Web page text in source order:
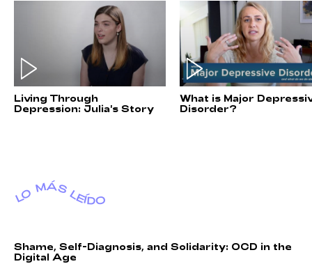
Living Through
Depression: Julia's Story
What is Major
Disorder?
LO MÁS LEÍDO
Shame, Self-Diagnosis, and Solidarity: OCD in the
Digital Age